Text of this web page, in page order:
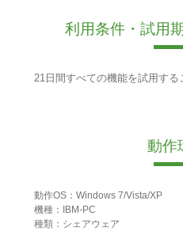
利用条件・試用
21日間すべての機能を試用する
動作
動作OS：Windows 7/Vista/XP
機種：IBM-PC
種類：シェアウェア